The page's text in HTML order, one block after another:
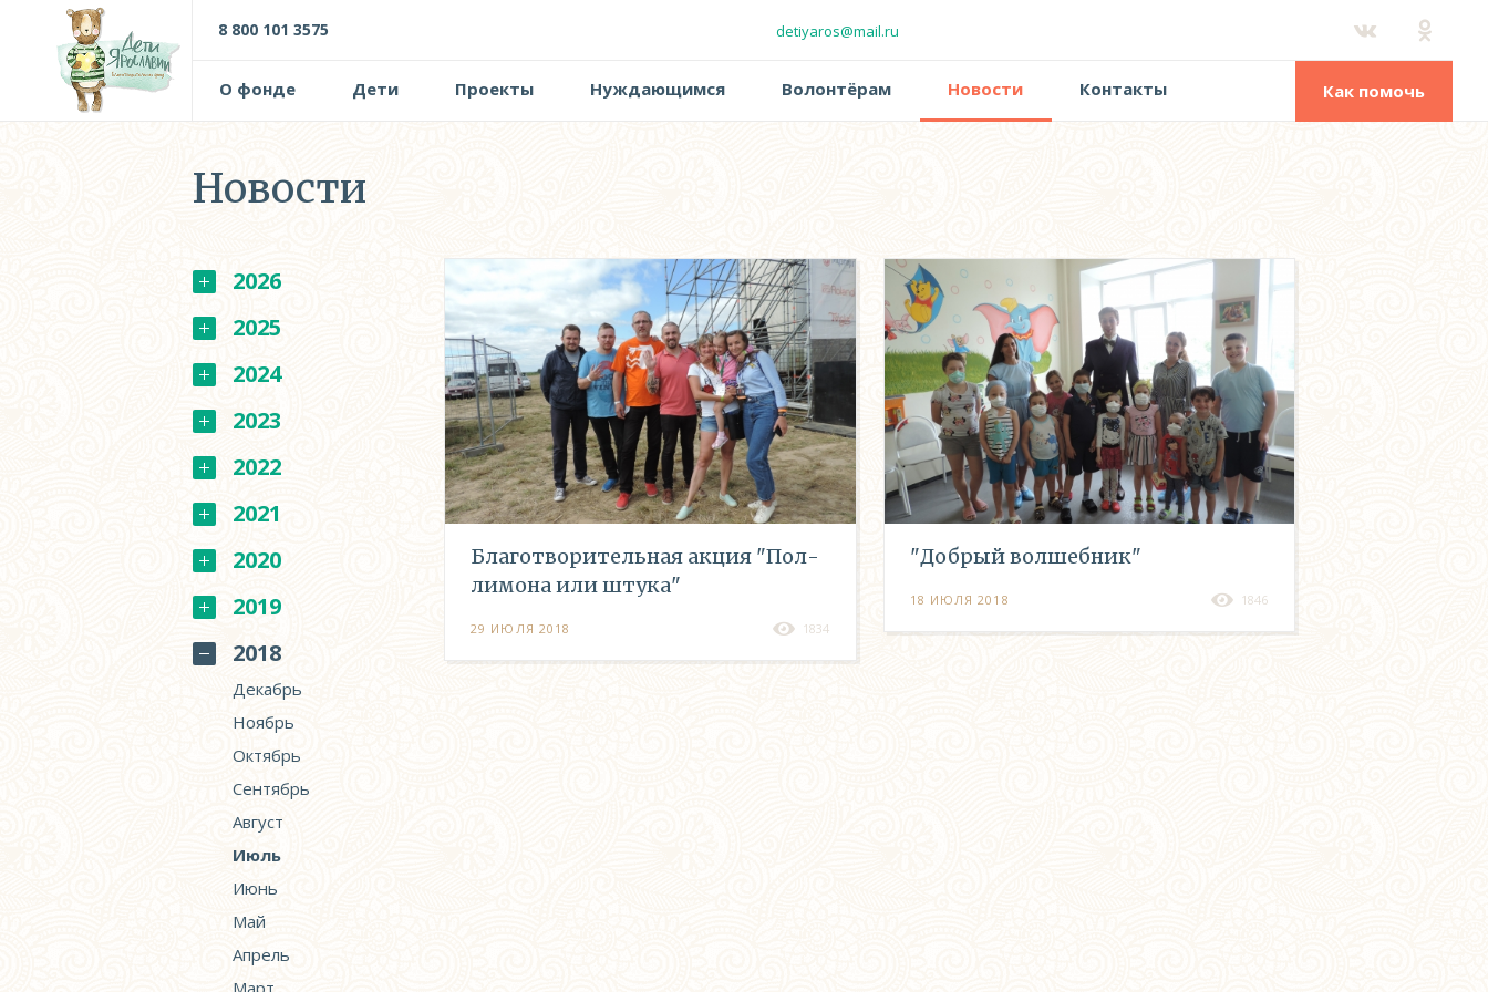
8 800 101 3575 detiyaros@mail.ru
О фонде Дети Проекты Нуждающимся Волонтёрам Новости Контакты Как помочь
Новости
2026
2025
2024
2023
2022
2021
2020
2019
2018
Декабрь
Ноябрь
Октябрь
Сентябрь
Август
Июль
Июнь
Май
Апрель
Март
Благотворительная акция "Пол-
лимона или штука"
29 ИЮЛЯ 2018 1834
"Добрый волшебник"
18 ИЮЛЯ 2018 1846